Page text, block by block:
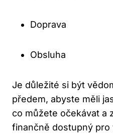
Doprava
Obsluha
Je důležité si být
předem, abyste měli
co můžete očekávat a
finančně dostupný pro